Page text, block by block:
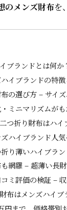
のメンズ財布を
ブランドとは何
イブランドの特
の選び方 – サイ
ミニマリズムが
つ折り財布はハ
ハイブランド人
り薄いハイブラ
網羅 – 超薄い長
ミ評価の検証 –
布はメンズハイ